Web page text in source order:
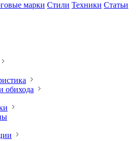
марки Стили Техники Статьи
обихода